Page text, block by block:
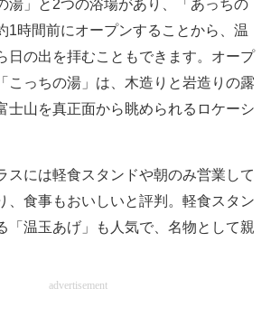
湯」と2つの浴場があり、「あっちの
1時間前にオープンすることから、温
日の出を拝むこともできます。オープ
こっちの湯」は、木造りと岩造りの露
士山を真正面から眺められるロケーシ
には軽食スタンドや朝のみ営業して
、食事もおいしいと評判。軽食スタン
「温玉あげ」も人気で、名物として親
advertisement